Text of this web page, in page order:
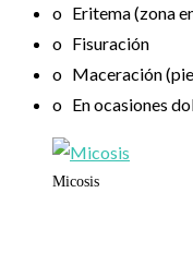
o Eritema (zona
o Fisuración
o Maceración
o En ocasiones
Micosis